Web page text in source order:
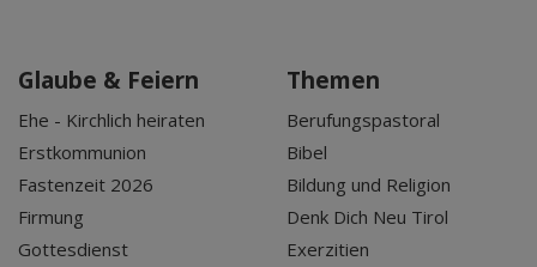
Glaube & Feiern
Ehe - Kirchlich heiraten
Erstkommunion
Fastenzeit 2026
Firmung
Gottesdienst
Themen
Berufungspastoral
Bibel
Bildung und Religion
Denk Dich Neu Tirol
Exerzitien